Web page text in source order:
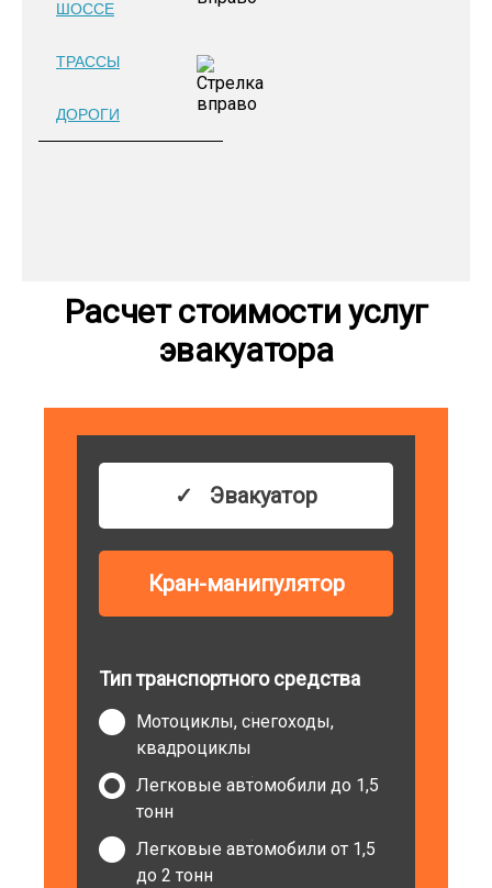
ШОССЕ
ТРАССЫ
ДОРОГИ
Расчет стоимости услуг
эвакуатора
Эвакуатор
Кран-манипулятор
Тип транспортного средства
Мотоциклы, снегоходы,
квадроциклы
Легковые автомобили до 1,5
тонн
Легковые автомобили от 1,5
до 2 тонн